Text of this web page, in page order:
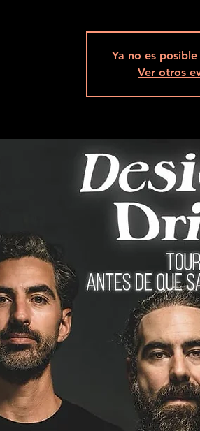
Ya no es
Ver otros